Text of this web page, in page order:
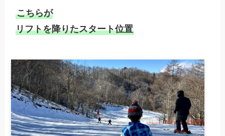
こちらが
リフトを降りたスタート位置